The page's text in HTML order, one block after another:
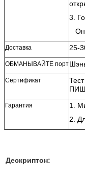
3.
Он
Доставка 25-
ОБМАНЫВАЙТЕ порт
Сертификат
Гарантия
1.
2.
Дескриптон: